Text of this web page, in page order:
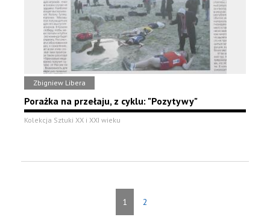
Zbigniew Libera
Porażka na przełaju, z cyklu: "Pozytywy"
Kolekcja Sztuki XX i XXI wieku
1 2